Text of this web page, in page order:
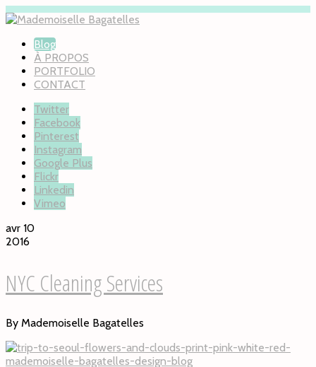
Blog
À PROPOS
PORTFOLIO
CONTACT
Twitter
Facebook
Pinterest
Instagram
Google Plus
Flickr
Linkedin
Vimeo
avr 10
2016
NYC Cleaning Services
By Mademoiselle Bagatelles